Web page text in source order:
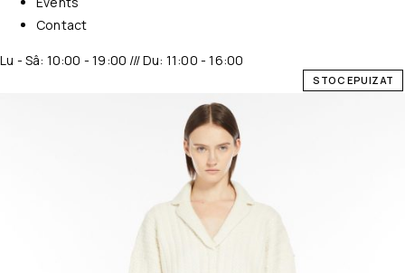
Contact
Lu - Sâ: 10:00 - 19:00 /// Du: 11:00 - 16:00
STOC EPUIZAT